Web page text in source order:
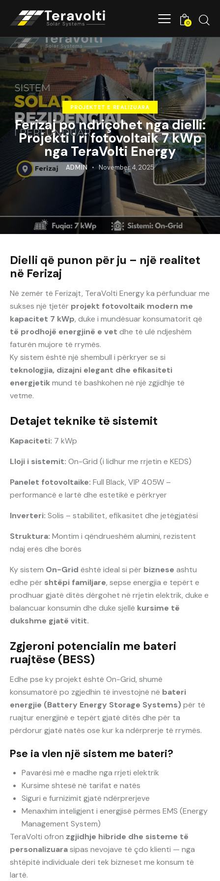
0
PROJEKTET E REALIZUARA
Ferizaj po ndriçohet nga dielli:
Projekti i ri fotovoltaik 7 kWp
nga TeraVolti Energy
ADMIN November 4, 2025
Dielli që punon për ju – një realitet
në Ferizaj
Në zemër të Ferizajt, TeraVolti Energy ka përfunduar me
sukses një tjetër projekt fotovoltaik modern me
kapacitet 7 kWp, duke i mundësuar konsumatorit që
të prodhojë energjinë e vet dhe të ulë ndjeshëm
faturën mujore të rrymës.
Ky sistem është një shembull i përkryer se si
teknologjia, dizajni elegant dhe efikasiteti
energjetikmund të bashkohen në një zgjidhje të
vetme.
Detajet teknike të sistemit
Kapaciteti: 7 kWp
Lloji i sistemit: On-Grid (i lidhur me rrjetin e KEDS)
Panelet fotovoltaike: Full Black, VIP 405W –
performancë e lartë dhe estetikë e përkryer
Inverteri: Solis – stabilitet, efikasitet dhe jetëgjatësi
Struktura: Montim i qëndrueshëm alumini, rezistent
ndaj erës dhe borës
Ky sistem On-Grid është ideal si për biznese ashtu
edhe për shtëpi familjare, sepse energjia e tepërt e
prodhuar gjatë ditës dërgohet në rrjetin elektrik, duke e
balancuar konsumin dhe duke sjellë kursime të
dukshme gjatë vitit.
Zgjeroni potencialin me bateri
ruajtëse (BESS)
Edhe pse ky projekt është On-Grid, shumë
konsumatorë po zgjedhin të investojnë në bateri
energjie (Battery Energy Storage Systems) për të
ruajtur energjinë e tepërt gjatë ditës dhe për ta
përdorur gjatë natës ose kur ka ndërprerje të rrymës.
Pse ia vlen një sistem me bateri?
Pavarësi më e madhe nga rrjeti elektrik
Kursime shtesë në tarifat e natës
Siguri e furnizimit gjatë ndërprerjeve
Menaxhim inteligjent i energjisë përmes EMS (Energy
Management System)
TeraVolti ofron zgjidhje hibride dhe sisteme të
personalizuarasipas nevojave të çdo klienti — nga
shtëpitë individuale deri tek bizneset me konsum të
lartë.